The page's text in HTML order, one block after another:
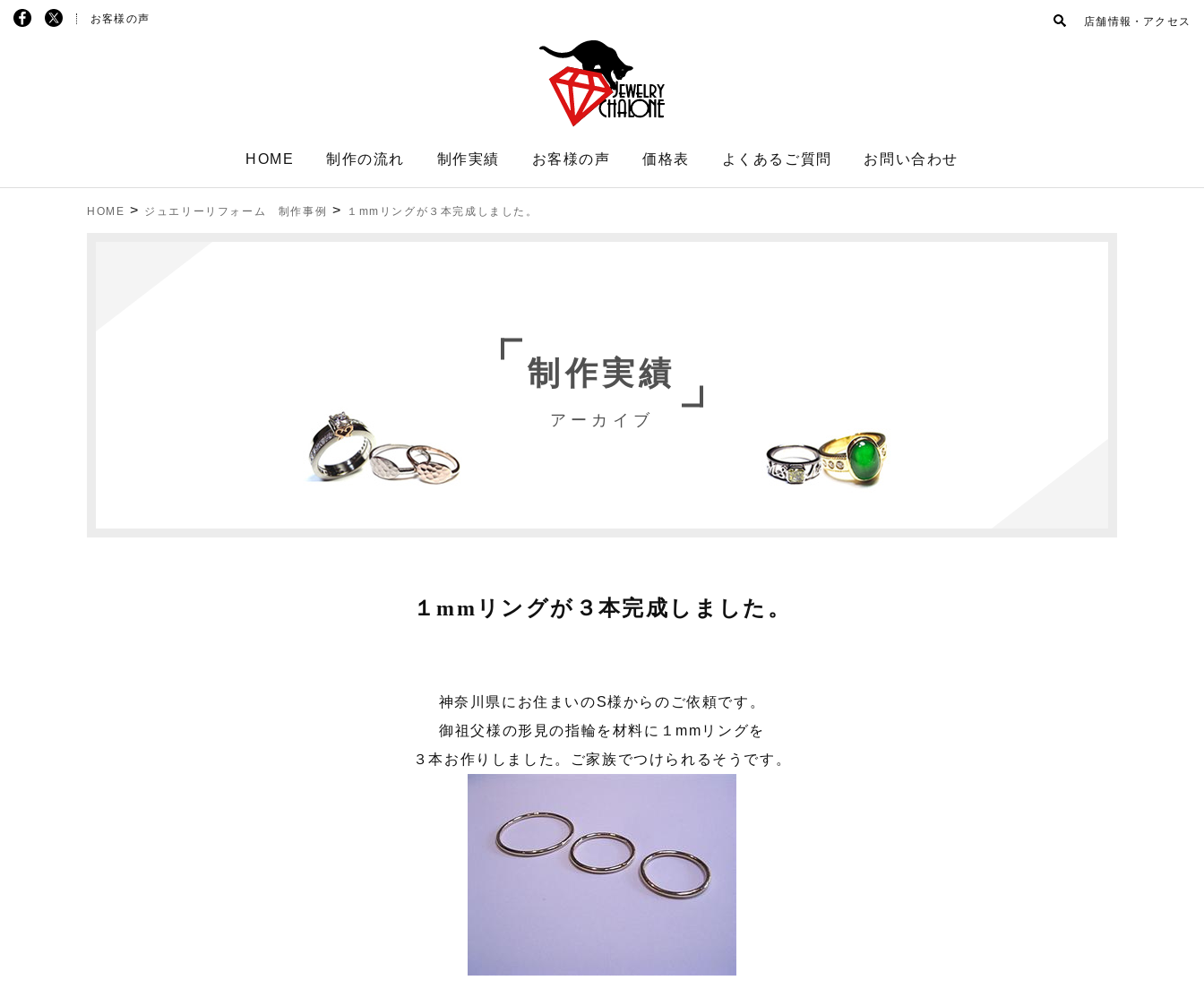
お客様の声 店舗情報・アクセス
HOME 制作の流れ 制作実績 お客様の声 価格表 よくあるご質問 お問い合わせ
HOME > ジュエリーリフォーム 制作事例 > １mmリングが３本完成しました。
制作実績
アーカイブ
１mmリングが３本完成しました。
神奈川県にお住まいのS様からのご依頼です。
御祖父様の形見の指輪を材料に１mmリングを
３本お作りしました。ご家族でつけられるそうです。